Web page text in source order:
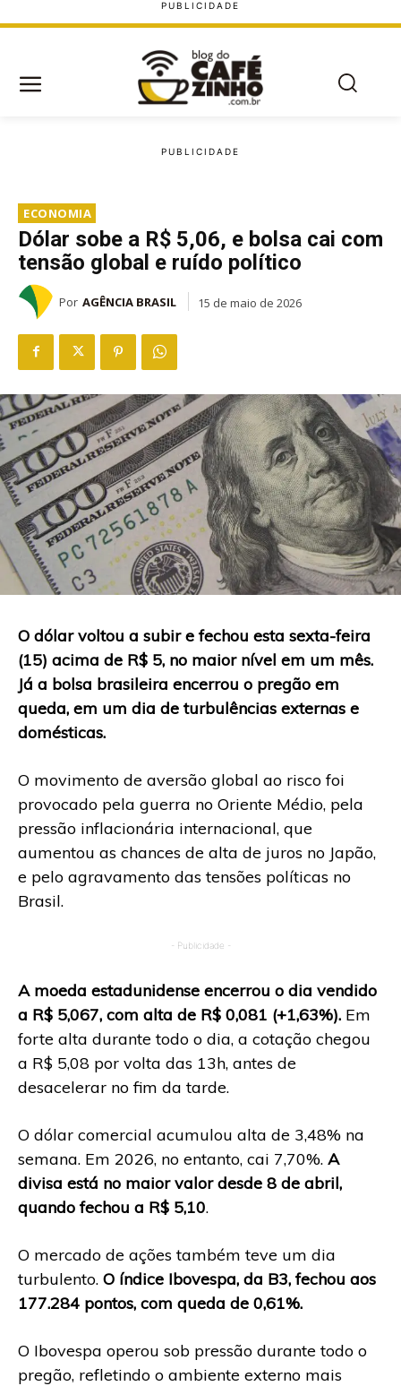
ECONOMIA
Dólar sobe a R$ 5,06, e bolsa cai com
tensão global e ruído político
Por AGÊNCIA BRASIL 15 de maio de 2026
O dólar voltou a subir e fechou esta sexta-feira
(15) acima de R$ 5, no maior nível em um mês.
Já a bolsa brasileira encerrou o pregão em
queda, em um dia de turbulências externas e
domésticas.
O movimento de aversão global ao risco foi
provocado pela guerra no Oriente Médio, pela
pressão inflacionária internacional, que
aumentou as chances de alta de juros no Japão,
e pelo agravamento das tensões políticas no
Brasil.
- Publicidade -
A moeda estadunidense encerrou o dia vendido
a R$ 5,067, com alta de R$ 0,081 (+1,63%). Em
forte alta durante todo o dia, a cotação chegou
a R$ 5,08 por volta das 13h, antes de
desacelerar no fim da tarde.
O dólar comercial acumulou alta de 3,48% na
semana. Em 2026, no entanto, cai 7,70%. A
divisa está no maior valor desde 8 de abril,
quando fechou a R$ 5,10.
O mercado de ações também teve um dia
turbulento. O índice Ibovespa, da B3, fechou aos
177.284 pontos, com queda de 0,61%.
O Ibovespa operou sob pressão durante todo o
pregão, refletindo o ambiente externo mais